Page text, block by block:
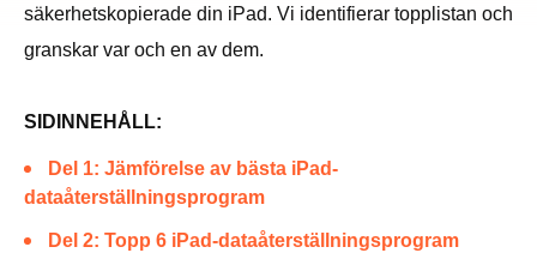
säkerhetskopierade din iPad. Vi identifierar topplistan och
granskar var och en av dem.
SIDINNEHÅLL:
Del 1: Jämförelse av bästa iPad-
dataåterställningsprogram
Del 2: Topp 6 iPad-dataåterställningsprogram